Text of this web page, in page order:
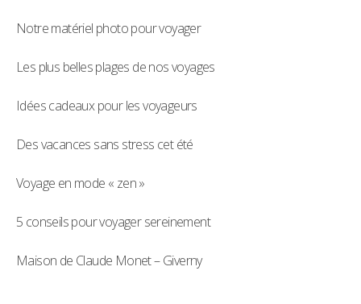
Notre matériel photo pour voyager
Les plus belles plages de nos voyages
Idées cadeaux pour les voyageurs
Des vacances sans stress cet été
Voyage en mode « zen »
5 conseils pour voyager sereinement
Maison de Claude Monet – Giverny